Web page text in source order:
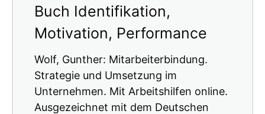
Buch Identifikation,
Motivation, Performance
Wolf, Gunther: Mitarbeiterbindung.
Strategie und Umsetzung im
Unternehmen. Mit Arbeitshilfen online.
Ausgezeichnet mit dem Deutschen